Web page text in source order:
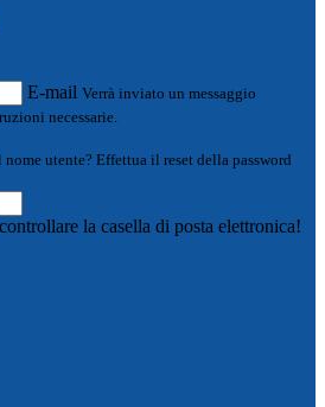
E-mail Verrà inviato un messaggio
necessarie.
utente? Effettua il reset della password
la casella di posta elettronica!